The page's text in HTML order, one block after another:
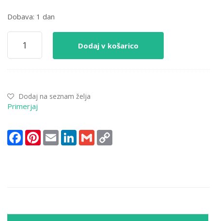
Dobava: 1 dan
Ohišje
trdi
SATA
(IB-
količina
Dodaj v košarico
Dodaj na seznam želja
Primerjaj
FacebookPinterest
Email LinkedInGmail